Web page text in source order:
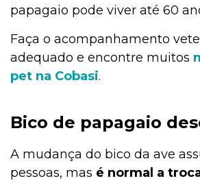
papagaio pode viver até 60
Faça o acompanhamento
adequado e encontre muitos
pet na Cobasi.
Bico de papagaio
A mudança do bico da ave
pessoas, mas é normal a